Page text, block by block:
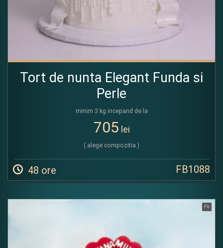
Tort de nunta Elegant Funda si
Perle
minim 3 kg incepand de la
705 lei
( alege compozitia )
48 ore FB1088
Fb